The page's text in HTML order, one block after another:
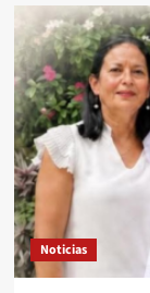
Noticias